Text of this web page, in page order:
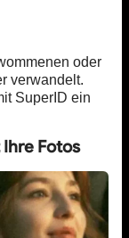
oder
verwandelt.
SuperID ein
Fotos